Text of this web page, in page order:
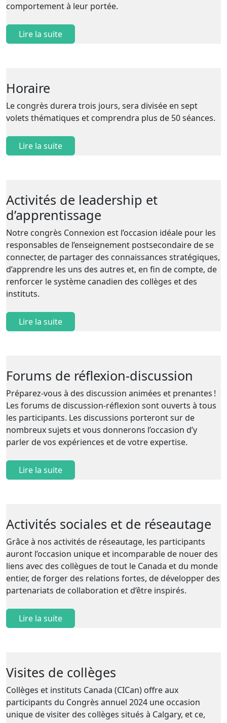
comportement à leur portée.
Lire la suite
Horaire
Le congrès durera trois jours, sera divisée en sept
volets thématiques et comprendra plus de 50 séances.
Lire la suite
Activités de leadership et
d’apprentissage
Notre congrès Connexion est l’occasion idéale pour les
responsables de l’enseignement postsecondaire de se
connecter, de partager des connaissances stratégiques,
d’apprendre les uns des autres et, en fin de compte, de
renforcer le système canadien des collèges et des
instituts.
Lire la suite
Forums de réflexion-discussion
Préparez-vous à des discussion animées et prenantes !
Les forums de discussion-réflexion sont ouverts à tous
les participants. Les discussions porteront sur de
nombreux sujets et vous donnerons l’occasion d’y
parler de vos expériences et de votre expertise.
Lire la suite
Activités sociales et de réseautage
Grâce à nos activités de réseautage, les participants
auront l’occasion unique et incomparable de nouer des
liens avec des collègues de tout le Canada et du monde
entier, de forger des relations fortes, de développer des
partenariats de collaboration et d’être inspirés.
Lire la suite
Visites de collèges
Collèges et instituts Canada (CICan) offre aux
participants du Congrès annuel 2024 une occasion
unique de visiter des collèges situés à Calgary, et ce,